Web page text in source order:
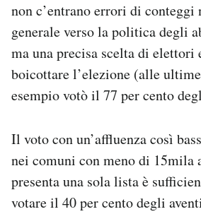
Esci
non c’entrano errori di conteggi
generale verso la politica degli
ma una precisa scelta di
boicottare l’elezione (alle
esempio votò il 77 per cento
Il voto con un’affluenza così
nei comuni con meno di 15mila
presenta una sola lista è
votare il 40 per cento degli